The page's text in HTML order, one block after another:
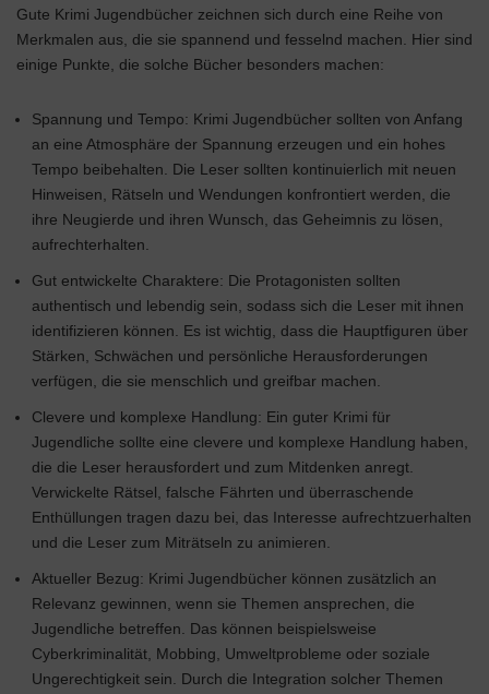
Gute Krimi Jugendbücher zeichnen sich durch eine Reihe von
Merkmalen aus, die sie spannend und fesselnd machen. Hier sind
einige Punkte, die solche Bücher besonders machen:
Spannung und Tempo: Krimi Jugendbücher sollten von Anfang
an eine Atmosphäre der Spannung erzeugen und ein hohes
Tempo beibehalten. Die Leser sollten kontinuierlich mit neuen
Hinweisen, Rätseln und Wendungen konfrontiert werden, die
ihre Neugierde und ihren Wunsch, das Geheimnis zu lösen,
aufrechterhalten.
Gut entwickelte Charaktere: Die Protagonisten sollten
authentisch und lebendig sein, sodass sich die Leser mit ihnen
identifizieren können. Es ist wichtig, dass die Hauptfiguren über
Stärken, Schwächen und persönliche Herausforderungen
verfügen, die sie menschlich und greifbar machen.
Clevere und komplexe Handlung: Ein guter Krimi für
Jugendliche sollte eine clevere und komplexe Handlung haben,
die die Leser herausfordert und zum Mitdenken anregt.
Verwickelte Rätsel, falsche Fährten und überraschende
Enthüllungen tragen dazu bei, das Interesse aufrechtzuerhalten
und die Leser zum Miträtseln zu animieren.
Aktueller Bezug: Krimi Jugendbücher können zusätzlich an
Relevanz gewinnen, wenn sie Themen ansprechen, die
Jugendliche betreffen. Das können beispielsweise
Cyberkriminalität, Mobbing, Umweltprobleme oder soziale
Ungerechtigkeit sein. Durch die Integration solcher Themen